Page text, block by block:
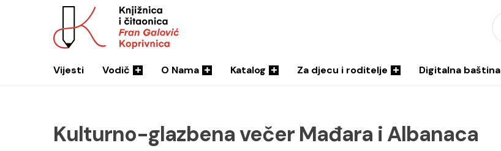
Vijesti Vodič O Nama Katalog Za djecu i roditelje Digitalna baština
Kulturno-glazbena večer Mađara i Albanaca